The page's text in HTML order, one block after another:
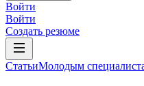
Войти
Войти
Создать резюме
СтатьиМолодым